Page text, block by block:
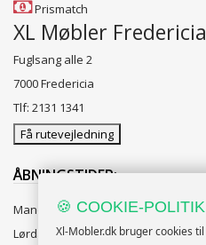
Prismatch
XL Møbler Fredericia
Fuglsang alle 2
7000 Fredericia
Tlf: 2131 1341
Få rutevejledning
ÅBNINGSTIDER:
Mandag til Fredag 10:00 til 18:00
Lørdag og Søndag 10:00 til 16:00
🍪 COOKIE-POLITIK
Xl-Mobler.dk bruger cookies til